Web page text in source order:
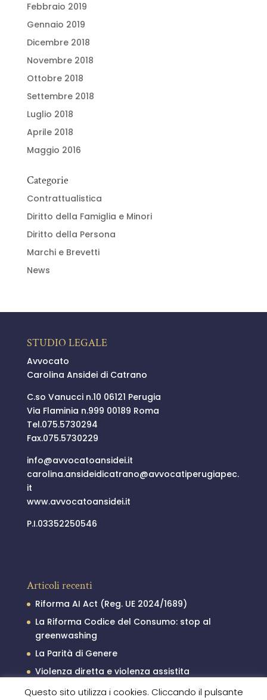
Febbraio 2019
Gennaio 2019
Dicembre 2018
Novembre 2018
Ottobre 2018
Settembre 2018
Luglio 2018
Aprile 2018
Maggio 2016
Categorie
Contrattualistica
Diritto della Famiglia e Minori
Diritto della Persona
Marchi e Brevetti
News
STUDIO LEGALE
Avvocato
Carolina Ansidei di Catrano
C.so Vanucci n.10 06121 Perugia
Via Flaminia n.999 00189 Roma
Tel.075.5730294
Fax.075.5730229
info@avvocatoansidei.it
carolina.ansideidicatrano@avvocatiperugiapec.
it
www.avvocatoansidei.it
P.I.03352250546
Articoli recenti
Riforma AI Act (Reg. UE 2024/1689)
La Riforma Codice del Consumo: stop al
greenwashing
La Parità di Genere
Violenza diretta e violenza assistita
Il processo penale minorile
Questo sito utilizza i cookies. Cliccando il pulsante